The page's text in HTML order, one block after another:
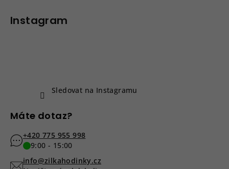
Instagram
Sledovat na Instagramu
Máte dotaz?
+420 775 955 998
9:00 - 15:00
info@zilkahodinky.cz